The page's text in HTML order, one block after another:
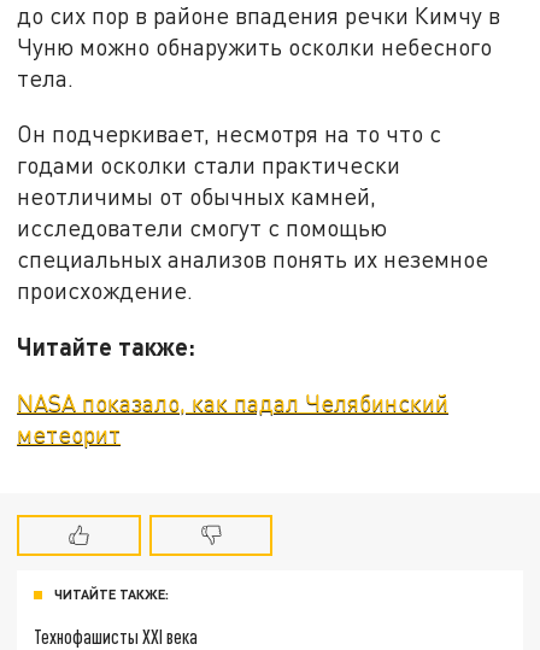
до сих пор в районе впадения речки Кимчу в
Чуню можно обнаружить осколки небесного
тела.
Он подчеркивает, несмотря на то что с
годами осколки стали практически
неотличимы от обычных камней,
исследователи смогут с помощью
специальных анализов понять их неземное
происхождение.
Читайте также:
NASA показало, как падал Челябинский
метеорит
ЧИТАЙТЕ ТАКЖЕ:
Технофашисты XXI века